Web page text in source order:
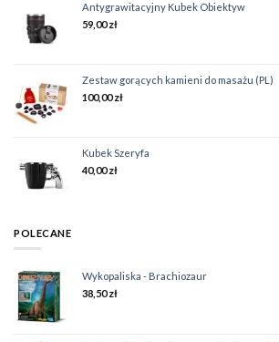
Antygrawitacyjny Kubek Obiektyw
59,00zł
Zestaw gorących kamieni do masażu (PL)
100,00zł
Kubek Szeryfa
40,00zł
POLECANE
Wykopaliska - Brachiozaur
38,50zł